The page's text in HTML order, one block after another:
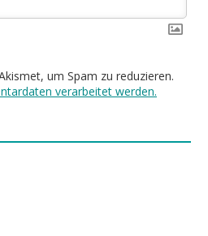
um Spam zu reduzieren.
verarbeitet werden.